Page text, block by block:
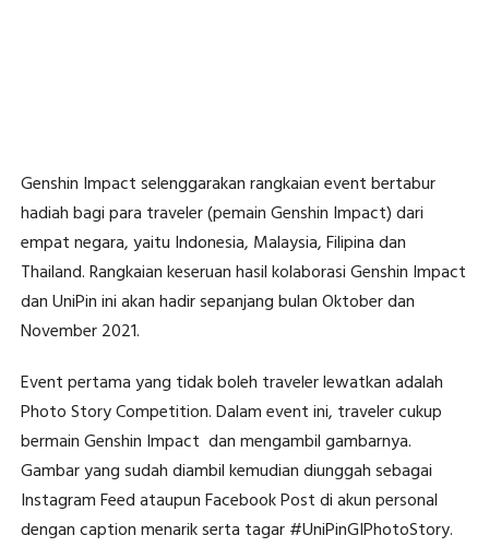
Genshin Impact selenggarakan rangkaian event bertabur
hadiah bagi para traveler (pemain Genshin Impact) dari
empat negara, yaitu Indonesia, Malaysia, Filipina dan
Thailand. Rangkaian keseruan hasil kolaborasi Genshin Impact
dan UniPin ini akan hadir sepanjang bulan Oktober dan
November 2021.
Event pertama yang tidak boleh traveler lewatkan adalah
Photo Story Competition. Dalam event ini, traveler cukup
bermain Genshin Impact dan mengambil gambarnya.
Gambar yang sudah diambil kemudian diunggah sebagai
Instagram Feed ataupun Facebook Post di akun personal
dengan caption menarik serta tagar #UniPinGIPhotoStory.